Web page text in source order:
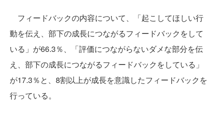
フィードバックの内容について、「起こしてほしい行
動を伝え、部下の成長につながるフィードバックをして
いる」が66.3％、「評価につながらないダメな部分を伝
え、部下の成長につながるフィードバックをしている」
が17.3％と、8割以上が成長を意識したフィードバックを
行っている。